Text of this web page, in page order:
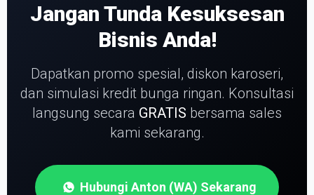
Jangan Tunda Kesuksesan
Bisnis Anda!
Dapatkan promo spesial, diskon karoseri,
dan simulasi kredit bunga ringan. Konsultasi
langsung secara GRATIS bersama sales
kami sekarang.
Hubungi Anton (WA) Sekarang